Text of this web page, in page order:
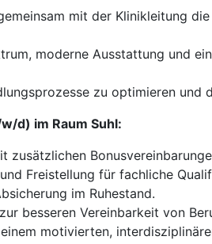
mit der Klinikleitung
moderne Ausstattung und
zu optimieren und
d) im Raum Suhl:
zusätzlichen
Freistellung für fachliche
im Ruhestand.
besseren Vereinbarkeit von
motivierten,